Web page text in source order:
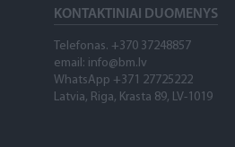
KONTAKTINIAI DUOMENYS
Telefonas. +370 37248857
email: info@bm.lv
WhatsApp +371 27725222
Latvia, Riga, Krasta 89, LV-1019